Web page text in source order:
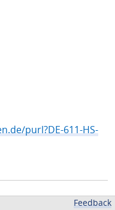
purl?DE-611-HS-
Feedback